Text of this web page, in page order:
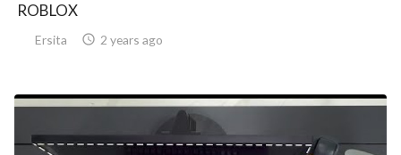
ROBLOX
Ersita  2 years ago